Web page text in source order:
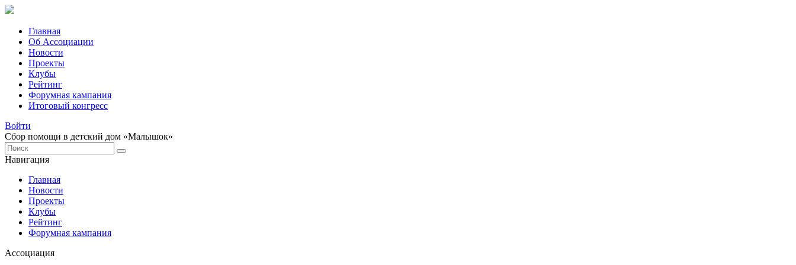
Главная
Об Ассоциации
Новости
Проекты
Клубы
Рейтинг
Форумная кампания
Итоговый конгресс
Войти
Сбор помощи в детский дом «Малышок»
Навигация
Главная
Новости
Проекты
Клубы
Рейтинг
Форумная кампания
Ассоциация